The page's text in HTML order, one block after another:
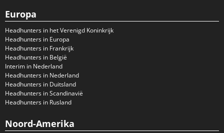
Europa
Headhunters in het Verenigd Koninkrijk
Headhunters in Europa
Headhunters in Frankrijk
Headhunters in België
Interim in Nederland
Headhunters in Nederland
Headhunters in Duitsland
Headhunters in Scandinavië
Headhunters in Rusland
Noord-Amerika